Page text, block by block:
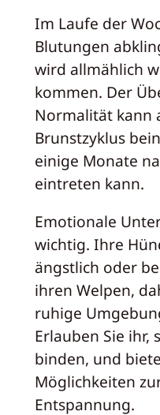
Im Laufe der
Blutungen
wird allmählich
kommen. Der
Normalität kann
Brunstzyklus
einige Monate
eintreten kann.
Emotionale
wichtig. Ihre
ängstlich oder
ihren Welpen,
ruhige
Erlauben Sie ihr,
binden, und
Möglichkeiten
Entspannung.